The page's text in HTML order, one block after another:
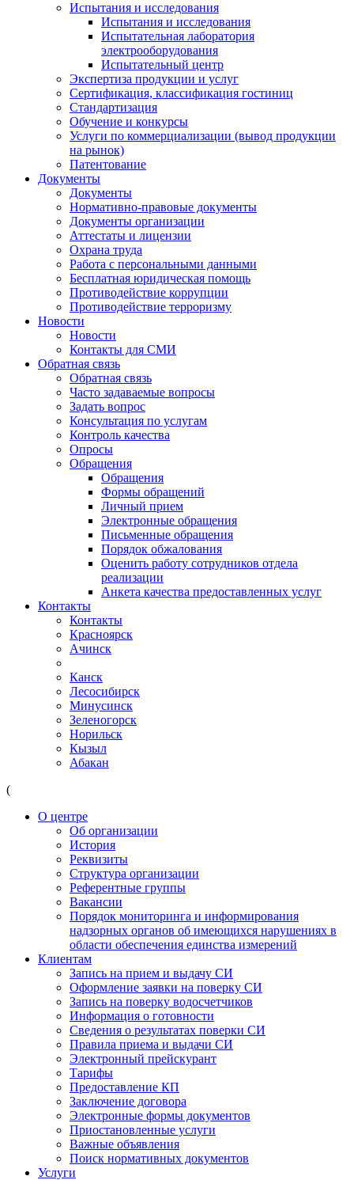
Испытания и исследования
Испытания и исследования
Испытательная лаборатория
электрооборудования
Испытательный центр
Экспертиза продукции и услуг
Сертификация, классификация гостиниц
Стандартизация
Обучение и конкурсы
Услуги по коммерциализации (вывод продукции
на рынок)
Патентование
Документы
Документы
Нормативно-правовые документы
Документы организации
Аттестаты и лицензии
Охрана труда
Работа с персональными данными
Бесплатная юридическая помощь
Противодействие коррупции
Противодействие терроризму
Новости
Новости
Контакты для СМИ
Обратная связь
Обратная связь
Часто задаваемые вопросы
Задать вопрос
Консультация по услугам
Контроль качества
Опросы
Обращения
Обращения
Формы обращений
Личный прием
Электронные обращения
Письменные обращения
Порядок обжалования
Оценить работу сотрудников отдела
реализации
Анкета качества предоставленных услуг
Контакты
Контакты
Красноярск
Ачинск
Канск
Лесосибирск
Минусинск
Зеленогорск
Норильск
Кызыл
Абакан
(
О центре
Об организации
История
Реквизиты
Структура организации
Референтные группы
Вакансии
Порядок мониторинга и информирования
надзорных органов об имеющихся нарушениях в
области обеспечения единства измерений
Клиентам
Запись на прием и выдачу СИ
Оформление заявки на поверку СИ
Запись на поверку водосчетчиков
Информация о готовности
Сведения о результатах поверки СИ
Правила приема и выдачи СИ
Электронный прейскурант
Тарифы
Предоставление КП
Заключение договора
Электронные формы документов
Приостановленные услуги
Важные объявления
Поиск нормативных документов
Услуги